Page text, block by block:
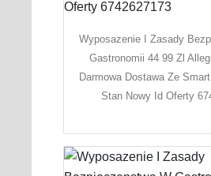
Wyposazenie I Zasady
Gastronomii 44 99 Zl
Darmowa Dostawa Ze
Stan Nowy Id Oferty